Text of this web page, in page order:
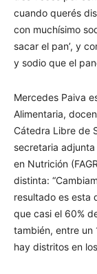
cuando querés
con muchísimo
sacar el pan’, y
y sodio que el
Mercedes Paiva
Alimentaria,
Cátedra Libre de
secretaria
en Nutrición
distinta:
resultado es esta
que casi el 60%
también, entre un
hay distritos en